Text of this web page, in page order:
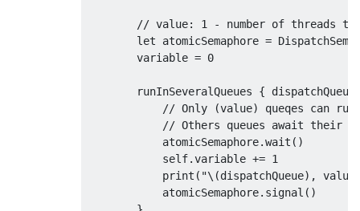
// value: 1 - number of threads
let atomicSemaphore =
        variable
= 0
        runInSeveralQueues
{
// Only (value) queqes can run
// Others queues await their
            atomicSemaphore
.wait ()
self.variable += 1
print ( "\(dispatchQueue),
            atomicSemaphore
. signal ()